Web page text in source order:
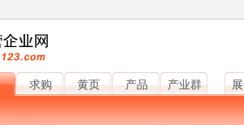
求购 黄页 产品 产业群